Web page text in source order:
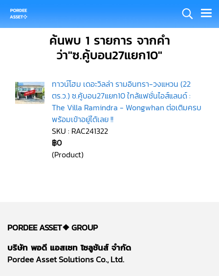
ค้นพบ 1 รายการ จากคำ
ว่า"ซ.คู้บอน27แยก10"
ทาวน์โฮม เดอะวิลล่า รามอินทรา-วงแหวน (22
ตร.ว.) ซ.คู้บอน27แยก10 ใกล้แฟชั่นไอส์แลนด์ :
The Villa Ramindra - Wongwhan ต่อเติมครบ
พร้อมเข้าอยู่ได้เลย !!
SKU : RAC241322
฿0
(Product)
PORDEE ASSET❖GROUP
บริษัท พอดี แอสเซท โซลูชันส์ จำกัด
Pordee Asset Solutions Co., Ltd.